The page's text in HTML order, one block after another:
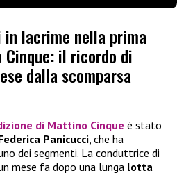
in lacrime nella prima
il ricordo di
dalla scomparsa
di Mattino Cinque è stato
Panicucci, che ha
dei segmenti. La conduttrice di
mese fa dopo una lunga lotta